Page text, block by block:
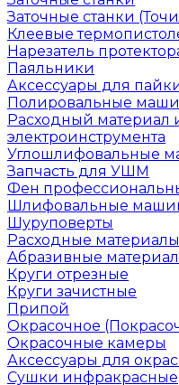
Заточные станки
Клеевые
Нарезатель
Паяльники
Аксессуары для
Полировальные
Расходный материал
электроинструмента
Углошлифовальные
Запчасть для УШМ
Фен
Шлифовальные
Шуруповерты
Расходные материалы
Абразивные
Круги отрезные
Круги зачистные
Припой
Окрасочное
Окрасочные камеры
Аксессуары для
Сушки инфракрасные